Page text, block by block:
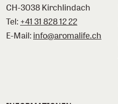
CH-3038 Kirchlindach
Tel: +41 31 828 12 22
E-Mail: info@aromalife.ch